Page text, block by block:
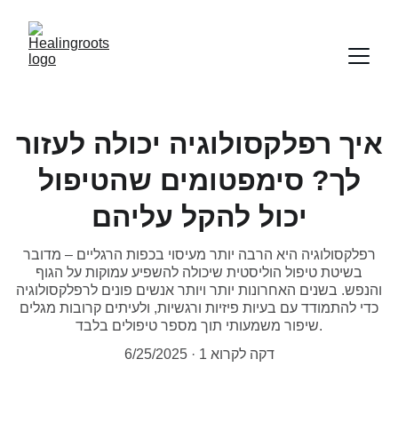
איך רפלקסולוגיה יכולה לעזור
לך? סימפטומים שהטיפול
יכול להקל עליהם
רפלקסולוגיה היא הרבה יותר מעיסוי בכפות הרגליים – מדובר
בשיטת טיפול הוליסטית שיכולה להשפיע עמוקות על הגוף
והנפש. בשנים האחרונות יותר ויותר אנשים פונים לרפלקסולוגיה
כדי להתמודד עם בעיות פיזיות ורגשיות, ולעיתים קרובות מגלים
שיפור משמעותי תוך מספר טיפולים בלבד.
6/25/2025
1 דקה לקרוא